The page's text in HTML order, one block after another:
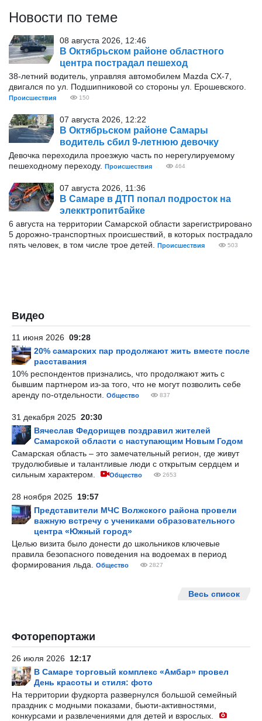
Новости по теме
08 августа 2026, 12:46
В Октябрьском районе областного
центра пострадал пешеход
38-летний водитель, управляя автомобилем Mazda CX-7,
двигался по ул. Подшипниковой со стороны ул. Ерошевского.
Происшествия 150
07 августа 2026, 12:22
В Октябрьском районе Самары
водитель сбил 9-летнюю девочку
Девочка переходила проезжую часть по нерегулируемому
пешеходному переходу. Происшествия 464
07 августа 2026, 11:36
В Самаре в ДТП попал подросток на
элекктропитбайке
6 августа на территории Самарской области зарегистрировано
5 дорожно-транспортных происшествий, в которых пострадало
пять человек, в том числе трое детей.
Происшествия 503
Видео
11 июня 2026 09:28
20% самарских пар продолжают жить вместе после
расставания
10% респондентов признались, что продолжают жить с
бывшим партнером из-за того, что не могут позволить себе
аренду по-отдельности.
Общество 837
31 декабря 2025 20:30
Вячеслав Федорищев поздравил жителей
Самарской области с наступающим Новым Годом
Самарская область – это замечательный регион, где живут
трудолюбивые и талантливые люди с открытым сердцем и
сильным характером.
Общество 2653
28 ноября 2025 19:57
Представители МЧС Волжского района провели
важную встречу с учениками образовательного
центра «Южный город»
Целью визита было донести до школьников ключевые
правила безопасного поведения на водоемах в период
формирования льда.
Общество 2827
Весь список
Фоторепортажи
26 июля 2026 12:17
В Самаре торговый комплекс «Амбар» провел
День красоты и стиля: фото
На территории фудкорта развернулся большой семейный
праздник с модными показами, бьюти-активностями,
конкурсами и развлечениями для детей и взрослых.